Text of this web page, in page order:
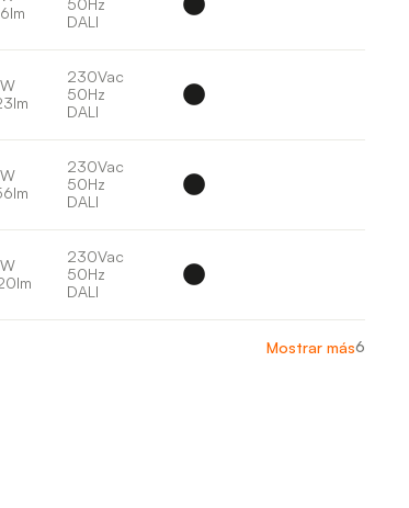
50Hz
DALI
230Vac
50Hz
DALI
230Vac
50Hz
DALI
230Vac
50Hz
DALI
Mostrar más6